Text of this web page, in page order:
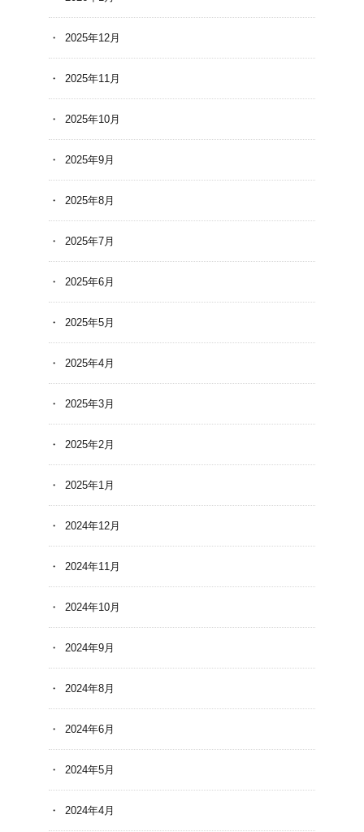
2025年12月
2025年11月
2025年10月
2025年9月
2025年8月
2025年7月
2025年6月
2025年5月
2025年4月
2025年3月
2025年2月
2025年1月
2024年12月
2024年11月
2024年10月
2024年9月
2024年8月
2024年6月
2024年5月
2024年4月